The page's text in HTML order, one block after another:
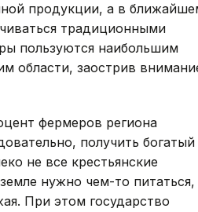
продукции, а в
традиционными
пользуются наибольшим
области, заострив
фермеров региона
получить богатый
не все крестьянские
нужно чем-то питаться,
При этом государство